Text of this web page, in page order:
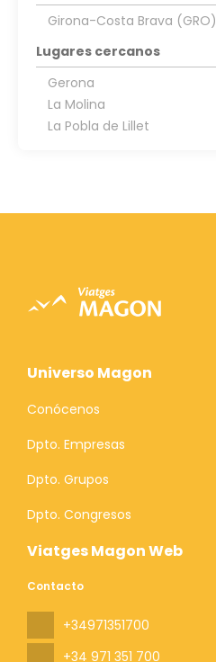
Girona-Costa Brava (GRO)
Lugares cercanos
Gerona
La Molina
La Pobla de Lillet
Viatges Magon Web
Contacto
+34971351700
+34 971 351 700
Universo Magon
Conócenos
Dpto. Empresas
Dpto. Grupos
Dpto. Congresos